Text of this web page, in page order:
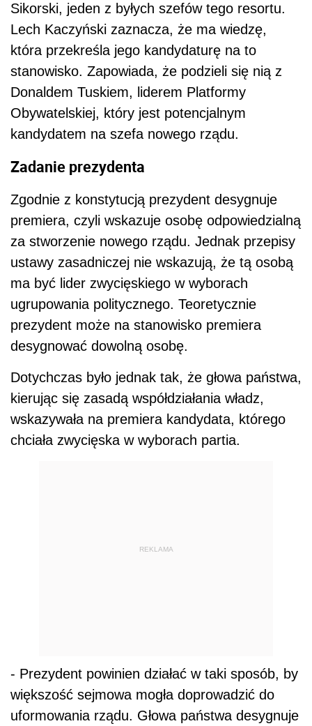
Sikorski, jeden z byłych szefów tego resortu.
Lech Kaczyński zaznacza, że ma wiedzę,
która przekreśla jego kandydaturę na to
stanowisko. Zapowiada, że podzieli się nią z
Donaldem Tuskiem, liderem Platformy
Obywatelskiej, który jest potencjalnym
kandydatem na szefa nowego rządu.
Zadanie prezydenta
Zgodnie z konstytucją prezydent desygnuje
premiera, czyli wskazuje osobę odpowiedzialną
za stworzenie nowego rządu. Jednak przepisy
ustawy zasadniczej nie wskazują, że tą osobą
ma być lider zwycięskiego w wyborach
ugrupowania politycznego. Teoretycznie
prezydent może na stanowisko premiera
desygnować dowolną osobę.
Dotychczas było jednak tak, że głowa państwa,
kierując się zasadą współdziałania władz,
wskazywała na premiera kandydata, którego
chciała zwycięska w wyborach partia.
REKLAMA
- Prezydent powinien działać w taki sposób, by
większość sejmowa mogła doprowadzić do
uformowania rządu. Głowa państwa desygnuje